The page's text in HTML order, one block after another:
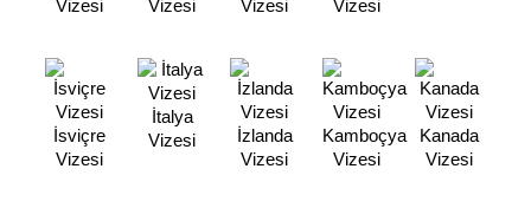
Vizesi
Vizesi
Vizesi
Vizesi
İsviçre
Vizesi
İtalya
Vizesi
İzlanda
Vizesi
Kamboçya
Vizesi
Kanada
Vizesi